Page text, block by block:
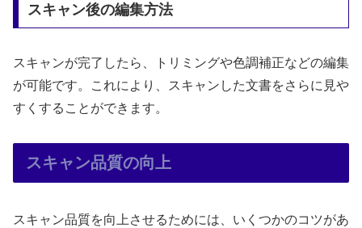
スキャン後の編集方法
スキャンが完了したら、トリミングや色調補正などの編集
が可能です。これにより、スキャンした文書をさらに見や
すくすることができます。
スキャン品質の向上
スキャン品質を向上させるためには、いくつかのコツがあ